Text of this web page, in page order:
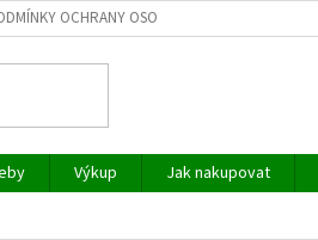
OCHRANY OSOBNÍCH ÚDAJŮ
Výkup Jak nakupovat